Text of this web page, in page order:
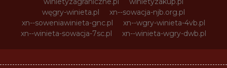
węgry-winieta.pl
xn--sowacja-njb.org.pl
xn--soweniawinieta-gnc.pl
xn--wgry-winieta-4vb.pl
xn--winieta-sowacja-7sc.pl
xn--winieta-wgry-dwb.pl